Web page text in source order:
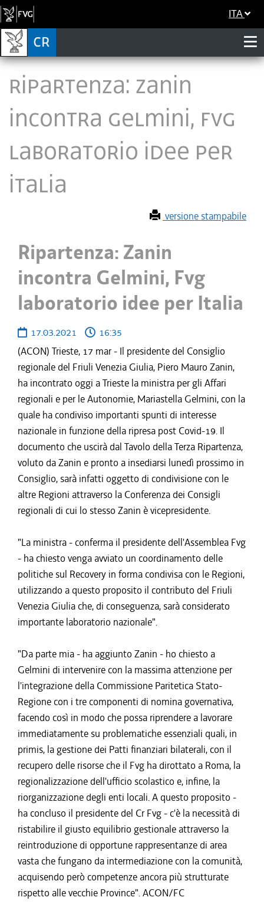
ITA
Ripartenza: Zanin
incontra Gelmini, Fvg
laboratorio idee per
Italia
versione stampabile
Ripartenza: Zanin
incontra Gelmini, Fvg
laboratorio idee per Italia
17.03.2021
16:35
(ACON) Trieste, 17 mar - Il presidente del Consiglio
regionale del Friuli Venezia Giulia, Piero Mauro Zanin,
ha incontrato oggi a Trieste la ministra per gli Affari
regionali e per le Autonomie, Mariastella Gelmini, con la
quale ha condiviso importanti spunti di interesse
nazionale in funzione della ripresa post Covid-19. Il
documento che uscirà dal Tavolo della Terza Ripartenza,
voluto da Zanin e pronto a insediarsi lunedì prossimo in
Consiglio, sarà infatti oggetto di condivisione con le
altre Regioni attraverso la Conferenza dei Consigli
regionali di cui lo stesso Zanin è vicepresidente.
"La ministra - conferma il presidente dell'Assemblea Fvg
- ha chiesto venga avviato un coordinamento delle
politiche sul Recovery in forma condivisa con le Regioni,
utilizzando a questo proposito il contributo del Friuli
Venezia Giulia che, di conseguenza, sarà considerato
importante laboratorio nazionale".
"Da parte mia - ha aggiunto Zanin - ho chiesto a
Gelmini di intervenire con la massima attenzione per
l'integrazione della Commissione Paritetica Stato-
Regione con i tre componenti di nomina governativa,
facendo così in modo che possa riprendere a lavorare
immediatamente su problematiche essenziali quali, in
primis, la gestione dei Patti finanziari bilaterali, con il
recupero delle risorse che il Fvg ha dirottato a Roma, la
regionalizzazione dell'ufficio scolastico e, infine, la
riorganizzazione degli enti locali. A questo proposito -
ha concluso il presidente del Cr Fvg - c'è la necessità di
ristabilire il giusto equilibrio gestionale attraverso la
reintroduzione di opportune rappresentanze di area
vasta che fungano da intermediazione con la comunità,
acquisendo però competenze ancora più strutturate
rispetto alle vecchie Province". ACON/FC